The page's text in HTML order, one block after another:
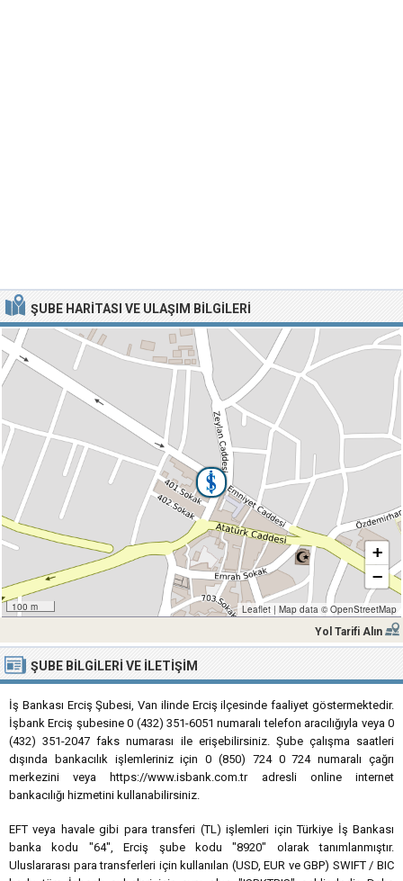
ŞUBE HARITASI VE ULAŞIM BILGILERI
100 m
+
−
Leaflet | Map data ©OpenStreetMap
Yol Tarifi Alın
ŞUBE BILGILERI VE İLETIŞIM
İş Bankası Erciş Şubesi, Van ilinde Erciş ilçesinde faaliyet göstermektedir.
İşbank Erciş şubesine 0 (432) 351-6051 numaralı telefon aracılığıyla veya 0
(432) 351-2047 faks numarası ile erişebilirsiniz. Şube çalışma saatleri
dışında bankacılık işlemleriniz için 0 (850) 724 0 724 numaralı çağrı
merkezini veya https://www.isbank.com.tr adresli online internet
bankacılığı hizmetini kullanabilirsiniz.
EFT veya havale gibi para transferi (TL) işlemleri için Türkiye İş Bankası
banka kodu "64", Erciş şube kodu "8920" olarak tanımlanmıştır.
Uluslararası para transferleri için kullanılan (USD, EUR ve GBP) SWIFT / BIC